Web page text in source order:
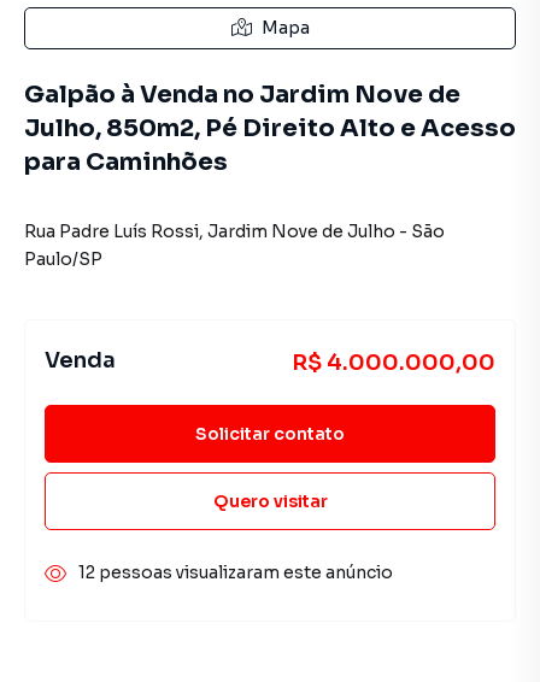
Mapa
Galpão à Venda no Jardim Nove de
Julho, 850m2, Pé Direito Alto e Acesso
para Caminhões
Rua Padre Luís Rossi, Jardim Nove de Julho - São
Paulo/SP
Venda R$ 4.000.000,00
Solicitar contato
Quero visitar
12 pessoas visualizaram este anúncio